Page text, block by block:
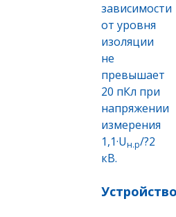
зависимости
от уровня
изоляции
не
превышает
20 пКл при
напряжении
измерения
1,1·Uн.р/?2
кВ.